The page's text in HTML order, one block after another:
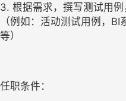
3. 根据需求，撰写测试用
（例如：活动测试用例，
等）
任职条件：